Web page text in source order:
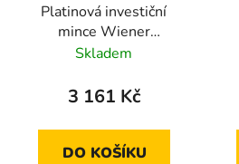
Platinová investiční
mince Wiener
Philharmoniker 1/25 Oz
Skladem
3 161 Kč
DO KOŠÍKU